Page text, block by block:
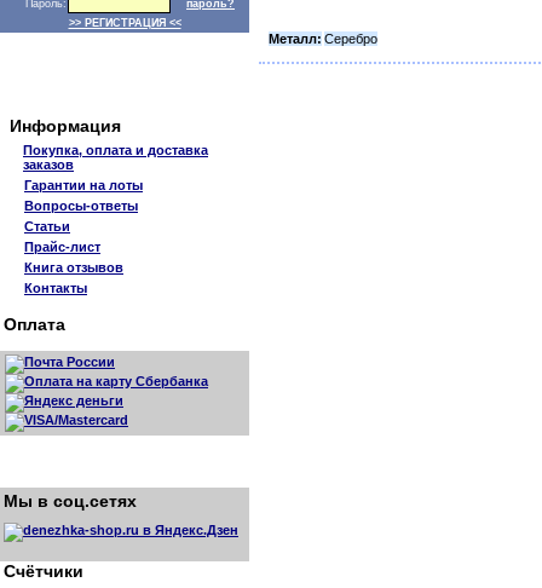
Пароль:
пароль?
>> РЕГИСТРАЦИЯ <<
Информация
Покупка, оплата и доставка
заказов
Гарантии на лоты
Вопросы-ответы
Статьи
Прайс-лист
Книга отзывов
Контакты
Оплата
Мы в соц.сетях
Счётчики
Металл: Серебро